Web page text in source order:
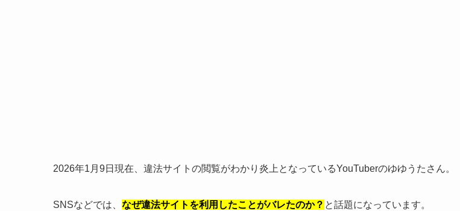
2026年1月9日現在、違法サイトの閲覧がわかり炎上となっているYouTuberのゆゆうたさん。
SNSなどでは、 なぜ違法サイトを利用したことがバレたのか？ と話題になっています。